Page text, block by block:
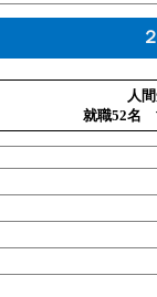
人
就職52名